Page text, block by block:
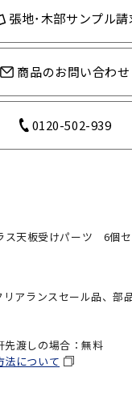
張地･木部サンプル請
商品のお問い合わせ
0120-502-939
ス天板受けパーツ 6個
リアランスセール品、部
先渡しの場合：無料
法について